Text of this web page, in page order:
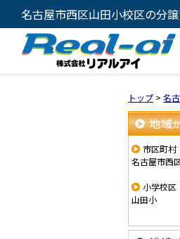
名古屋市西区山田小校区の分
ルアイ
トップ > 名
地域から
市区町村
名古屋市西
小学校区
山田小